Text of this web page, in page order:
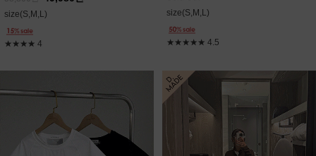
size(S,M,L)
★★★★ 4
size(S,M,L)
★★★★★ 4.5